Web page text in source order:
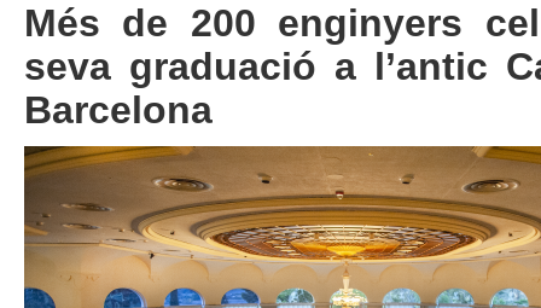
Més de 200 enginyers
seva graduació a l’antic
Barcelona